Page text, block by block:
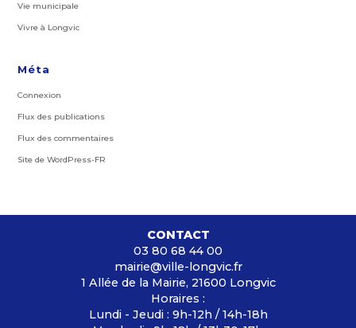
Vie municipale
Vivre à Longvic
Méta
Connexion
Flux des publications
Flux des commentaires
Site de WordPress-FR
CONTACT
03 80 68 44 00
mairie@ville-longvic.fr
1 Allée de la Mairie, 21600 Longvic
Horaires :
Lundi - Jeudi : 9h-12h / 14h-18h